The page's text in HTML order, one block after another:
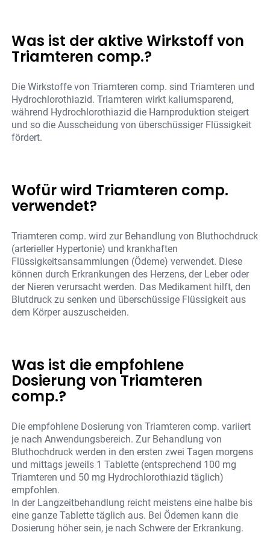
Was ist der aktive Wirkstoff von
Triamteren comp.?
Die Wirkstoffe von Triamteren comp. sind Triamteren und
Hydrochlorothiazid. Triamteren wirkt kaliumsparend,
während Hydrochlorothiazid die Harnproduktion steigert
und so die Ausscheidung von überschüssiger Flüssigkeit
fördert.
Wofür wird Triamteren comp.
verwendet?
Triamteren comp. wird zur Behandlung von Bluthochdruck
(arterieller Hypertonie) und krankhaften
Flüssigkeitsansammlungen (Ödeme) verwendet. Diese
können durch Erkrankungen des Herzens, der Leber oder
der Nieren verursacht werden. Das Medikament hilft, den
Blutdruck zu senken und überschüssige Flüssigkeit aus
dem Körper auszuscheiden.
Was ist die empfohlene
Dosierung von Triamteren
comp.?
Die empfohlene Dosierung von Triamteren comp. variiert
je nach Anwendungsbereich. Zur Behandlung von
Bluthochdruck werden in den ersten zwei Tagen morgens
und mittags jeweils 1 Tablette (entsprechend 100 mg
Triamteren und 50 mg Hydrochlorothiazid täglich)
empfohlen.
In der Langzeitbehandlung reicht meistens eine halbe bis
eine ganze Tablette täglich aus. Bei Ödemen kann die
Dosierung höher sein, je nach Schwere der Erkrankung.